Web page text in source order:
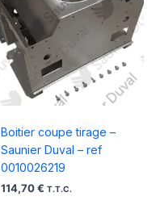
Boitier coupe tirage –
Saunier Duval – ref
0010026219
114,70 € T.T.C.